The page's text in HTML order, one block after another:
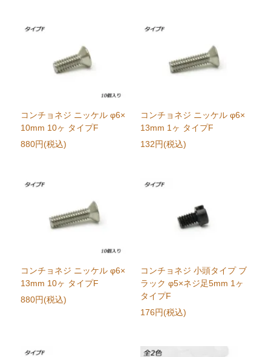
コンチョネジ ニッケル φ6×
10mm 10ヶ タイプF
880円(税込)
コンチョネジ ニッケル φ6×
13mm 1ヶ タイプF
132円(税込)
コンチョネジ ニッケル φ6×
13mm 10ヶ タイプF
880円(税込)
コンチョネジ 小頭タイプ ブ
ラック φ5×ネジ足5mm 1ヶ
タイプF
176円(税込)